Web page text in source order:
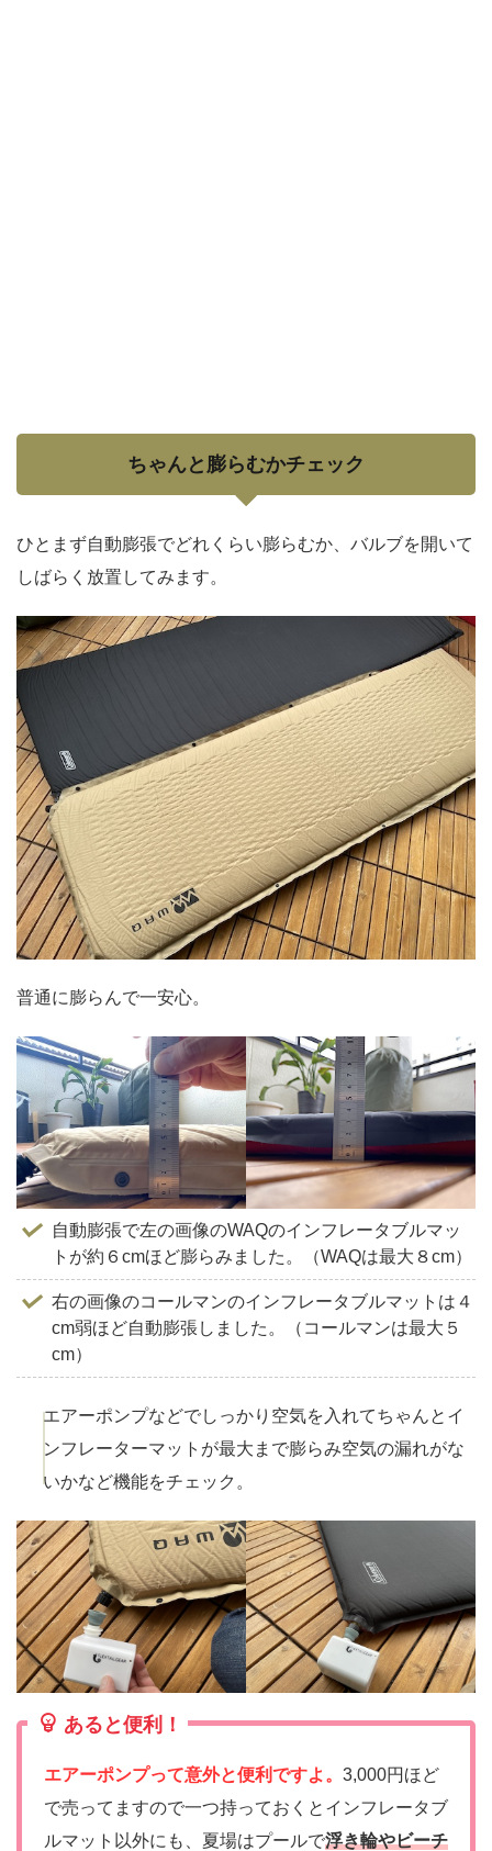
ちゃんと膨らむかチェック
ひとまず自動膨張でどれくらい膨らむか、バルブを開いて
しばらく放置してみます。
普通に膨らんで一安心。
自動膨張で左の画像のWAQのインフレータブルマッ
トが約６cmほど膨らみました。（WAQは最大８cm）
右の画像のコールマンのインフレータブルマットは４
cm弱ほど自動膨張しました。（コールマンは最大５
cm）
エアーポンプなどでしっかり空気を入れてちゃんとイ
ンフレーターマットが最大まで膨らみ空気の漏れがな
いかなど機能をチェック。
あると便利！
エアーポンプって意外と便利ですよ。 3,000円ほど
で売ってますので一つ持っておくとインフレータブ
ルマット以外にも、夏場はプールで浮き輪やビーチ